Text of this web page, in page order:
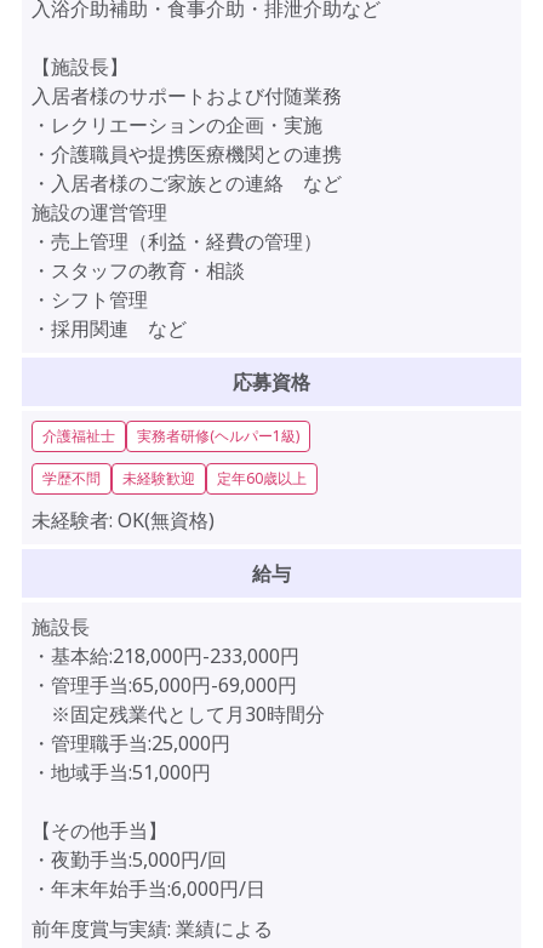
入浴介助補助・食事介助・排泄介助など
【施設長】
入居者様のサポートおよび付随業務
・レクリエーションの企画・実施
・介護職員や提携医療機関との連携
・入居者様のご家族との連絡 など
施設の運営管理
・売上管理（利益・経費の管理）
・スタッフの教育・相談
・シフト管理
・採用関連 など
応募資格
介護福祉士 実務者研修(ヘルパー1級)
学歴不問 未経験歓迎 定年60歳以上
未経験者: OK(無資格)
給与
施設長
・基本給:218,000円-233,000円
・管理手当:65,000円-69,000円
※固定残業代として月30時間分
・管理職手当:25,000円
・地域手当:51,000円
【その他手当】
・夜勤手当:5,000円/回
・年末年始手当:6,000円/日
前年度賞与実績: 業績による